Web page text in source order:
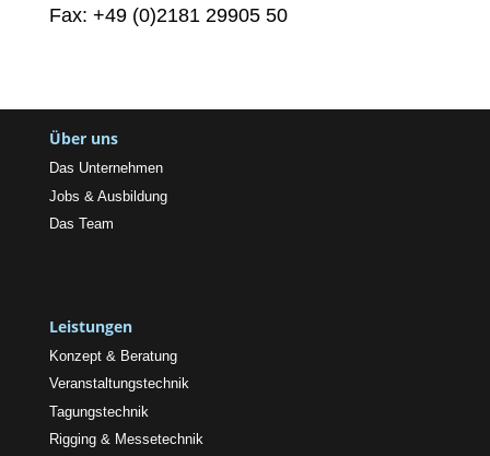
Fax: +49 (0)2181 29905 50
Über uns
Das Unternehmen
Jobs & Ausbildung
Das Team
Leistungen
Konzept & Beratung
Veranstaltungstechnik
Tagungstechnik
Rigging & Messetechnik